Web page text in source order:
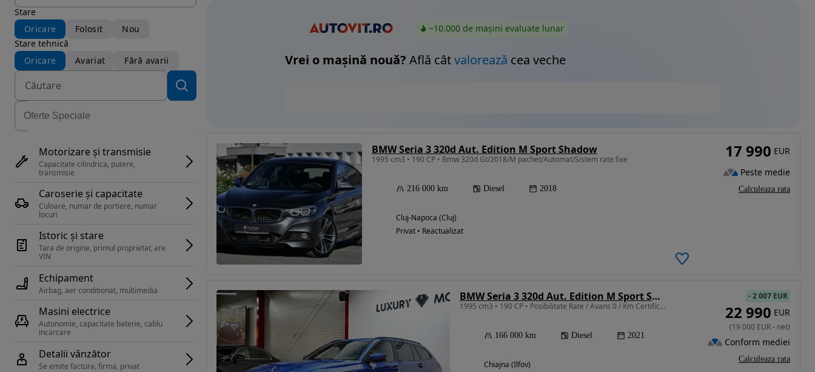
Stare
Oricare
Folosit
Nou
Stare tehnică
Oricare
Avariat Fără avarii
Motorizare și transmisie
Capacitate cilindrica, putere,
transmisie
Caroserie și capacitate
Culoare, numar de portiere, numar
locuri
Istoric și stare
Tara de origine, primul proprietar, are
Echipament
Airbag, aer conditionat, multimedia
Masini electrice
Autonomie, capacitate baterie, cablu
Detalii vânzător
Se emite factura, firma, privat
~10.000 de mașini evaluate lunar
Vrei o mașină nouă? Află câtvalorează cea veche
BMW Seria 3 320d Aut. Edition M Sport Shadow
1995 cm3 • 190 CP • Bmw 320d Gt/2018/M pachet/Automat/Sistem rate fixe
216 000 km Diesel 2018
Cluj-Napoca (Cluj)
Privat • Reactualizat
17 990 EUR
Peste medie
Calculeaza rata
BMW Seria 3 320d Aut. Edition M Sport Shadow
1995 cm3 • 190 CP • Posibilitate Rate / Avans 0 / Km Certificat / Garantie Extinsa
166 000 km Diesel 2021
Chiajna (Ilfov)
-2 007 EUR
22 990 EUR
(19 000 EUR- net)
Conform mediei
Calculeaza rata